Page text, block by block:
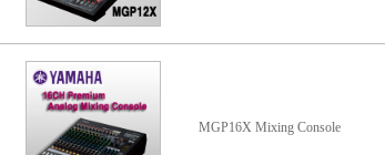
MGP16X Mixing Console